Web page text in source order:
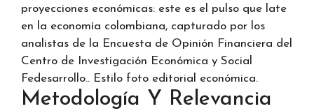
proyecciones económicas: este es el pulso que late
en la economía colombiana, capturado por los
analistas de la Encuesta de Opinión Financiera del
Centro de Investigación Económica y Social
Fedesarrollo.. Estilo foto editorial económica.
Metodología Y Relevancia